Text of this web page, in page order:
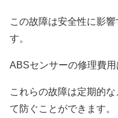
この故障は安全性に影
す。
ABSセンサーの修理費用
これらの故障は定期的
て防ぐことができます。